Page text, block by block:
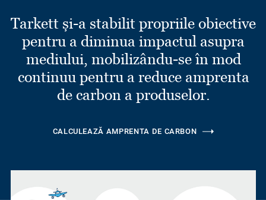
Tarkett și-a stabilit propriile obiective
pentru a diminua impactul asupra
mediului, mobilizându-se în mod
continuu pentru a reduce amprenta
de carbon a produselor.
CALCULEAZĂ AMPRENTA DE CARBON